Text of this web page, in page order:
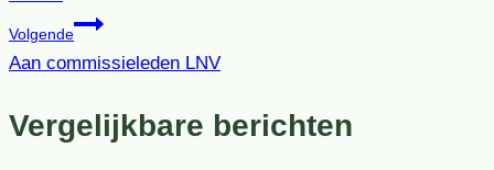
Volgende
Aan commissieleden LNV
Vergelijkbare berichten